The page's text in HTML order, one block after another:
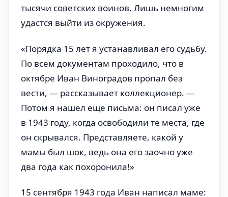
тысячи советских воинов. Лишь немногим
удастся выйти из окружения.
«Порядка 15 лет я устанавливал его судьбу.
По всем документам проходило, что в
октябре Иван Виноградов пропал без
вести, — рассказывает коллекционер. —
Потом я нашел еще письма: он писал уже
в 1943 году, когда освободили те места, где
он скрывался. Представляете, какой у
мамы был шок, ведь она его заочно уже
два года как похоронила!»
15 сентября 1943 года Иван написал маме: